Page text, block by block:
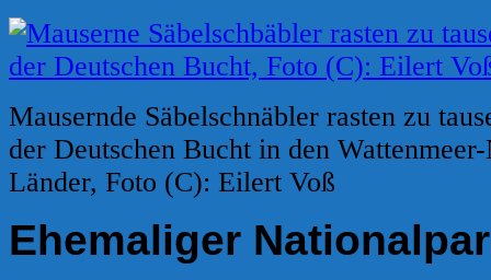
Mausernde Säbelschnäbler rasten zu
der Deutschen Bucht in den
Länder, Foto (C): Eilert Voß
Ehemaliger N